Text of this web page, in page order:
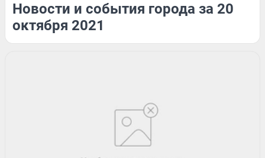
Новости и события города за 20
октября 2021